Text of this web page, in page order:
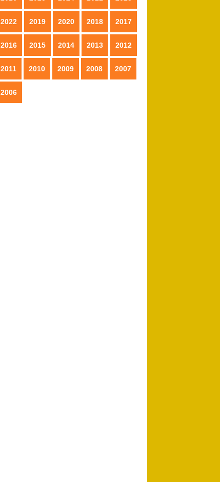
2022 2019 2020 2018 2017
2016 2015 2014 2013 2012
2011 2010 2009 2008 2007
2006